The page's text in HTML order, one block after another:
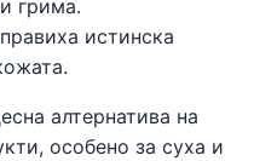
грима.
истинска
алтернатива на
особено за суха и